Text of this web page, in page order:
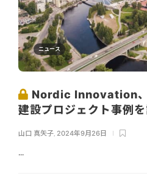
ニュース
Nordic Innovation、
建設プロジェクト事例
山口 真矢子 2024年9月26日
...